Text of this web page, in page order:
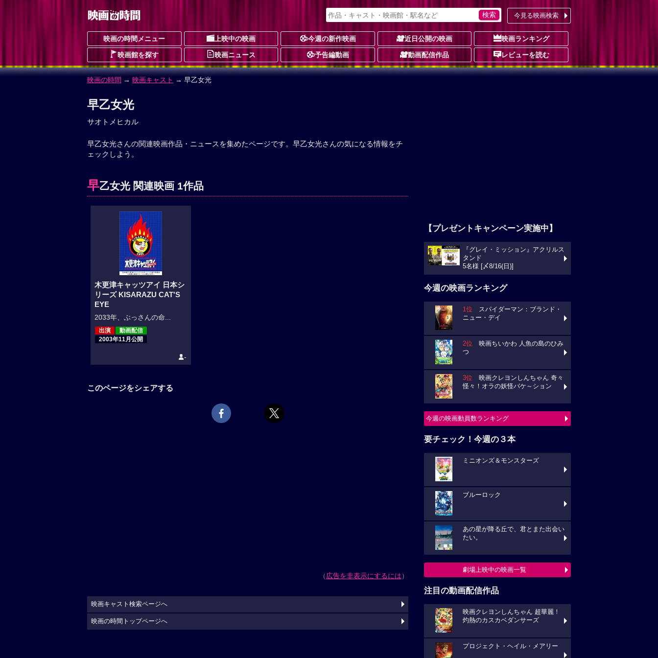
今見る映画検索
映画の時間メニュー 上映中の映画 今週の新作映画 近日公開の映画 映画ランキング
映画館を探す 映画ニュース 予告編動画 動画配信作品 レビューを読む
映画の時間 → 映画キャスト → 早乙女光
早乙女光
サオトメヒカル
早乙女光さんの関連映画作品・ニュースを集めたページです。早乙女光さんの気になる情報をチ
ェックしよう。
早乙女光 関連映画 1作品
木更津キャッツアイ 日本シ
リーズ KISARAZU CAT'S
EYE
2033年、ぶっさんの命...
出演
動画配信
2003年11月公開
-
このページをシェアする
（広告を非表示にするには）
【プレゼントキャンペーン実施中】
『グレイ・ミッション』アクリルス
タンド
5名様 [〆8/16(日)]
今週の映画ランキング
1位 スパイダーマン：ブランド・
ニュー・デイ
2位 映画ちいかわ 人魚の島のひみ
つ
3位 映画クレヨンしんちゃん 奇々
怪々！オラの妖怪バケ～ション
今週の映画動員数ランキング
要チェック！今週の３本
ミニオンズ＆モンスターズ
ブルーロック
あの星が降る丘で、君とまた出会い
たい。
劇場上映中の映画一覧
注目の動画配信作品
映画クレヨンしんちゃん 超華麗！
灼熱のカスカベダンサーズ
プロジェクト・ヘイル・メアリー
映画キャスト検索ページへ
映画の時間トップページへ